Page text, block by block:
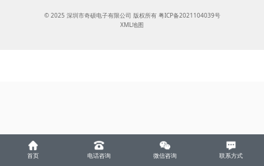
© 2025 深圳市奇硕电子有限公司 版权所有 粤ICP备2021104039号
XML地图
首页 电话咨询 微信咨询 联系方式